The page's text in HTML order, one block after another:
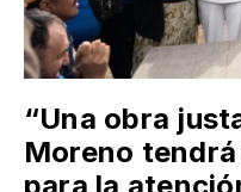
“Una obra
Moreno
para la